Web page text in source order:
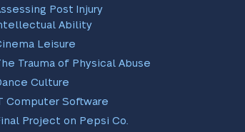
Post Injury
Ability
Leisure
Trauma of Physical Abuse
Culture
Computer Software
Project on Pepsi Co.